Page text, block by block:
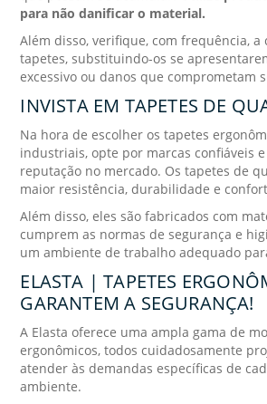
para não danificar o material.
Além disso, verifique, com frequência, a
tapetes, substituindo-os se
excessivo ou danos que comprometam
INVISTA EM TAPETES DE
Na hora de escolher os tapetes
industriais, opte por marcas confiáveis
reputação no mercado. Os tapetes de
maior resistência, durabilidade e
Além disso, eles são fabricados com
cumprem as normas de segurança e
um ambiente de trabalho adequado
ELASTA | TAPETES
GARANTEM A SEGURANÇA!
A Elasta oferece uma ampla gama de
ergonômicos, todos cuidadosamente
atender às demandas específicas de
ambiente.